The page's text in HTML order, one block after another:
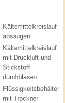
Kältemittelkreislauf
absaugen.
Kältemittelkreislauf
mit Druckluft und
Stickstoff
durchblasen.
Flüssigkeitsbehälter
mit Trockner